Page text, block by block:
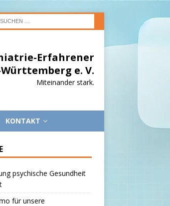
Erfahrener
e. V.
Miteinander stark.
KONTAKT
psychische Gesundheit
für unsere